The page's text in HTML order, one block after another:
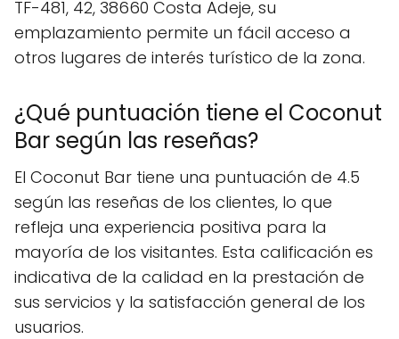
TF-481, 42, 38660 Costa Adeje, su
emplazamiento permite un fácil acceso a
otros lugares de interés turístico de la zona.
¿Qué puntuación tiene el Coconut
Bar según las reseñas?
El Coconut Bar tiene una puntuación de 4.5
según las reseñas de los clientes, lo que
refleja una experiencia positiva para la
mayoría de los visitantes. Esta calificación es
indicativa de la calidad en la prestación de
sus servicios y la satisfacción general de los
usuarios.